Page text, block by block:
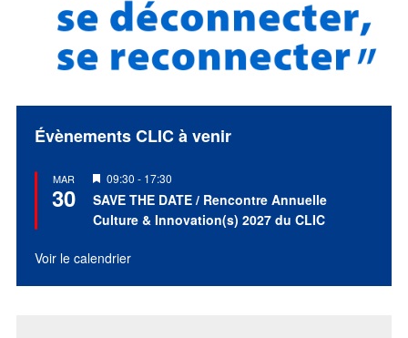
Évènements CLIC à venir
MAR
30
Mis
en
avant
09:30 - 17:30
SAVE THE DATE / Rencontre Annuelle
Culture & Innovation(s) 2027 du CLIC
Voir le calendrier